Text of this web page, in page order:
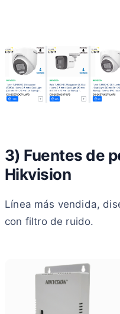
3) Fuentes de
Hikvision
Línea más vendida,
con filtro de ruido.